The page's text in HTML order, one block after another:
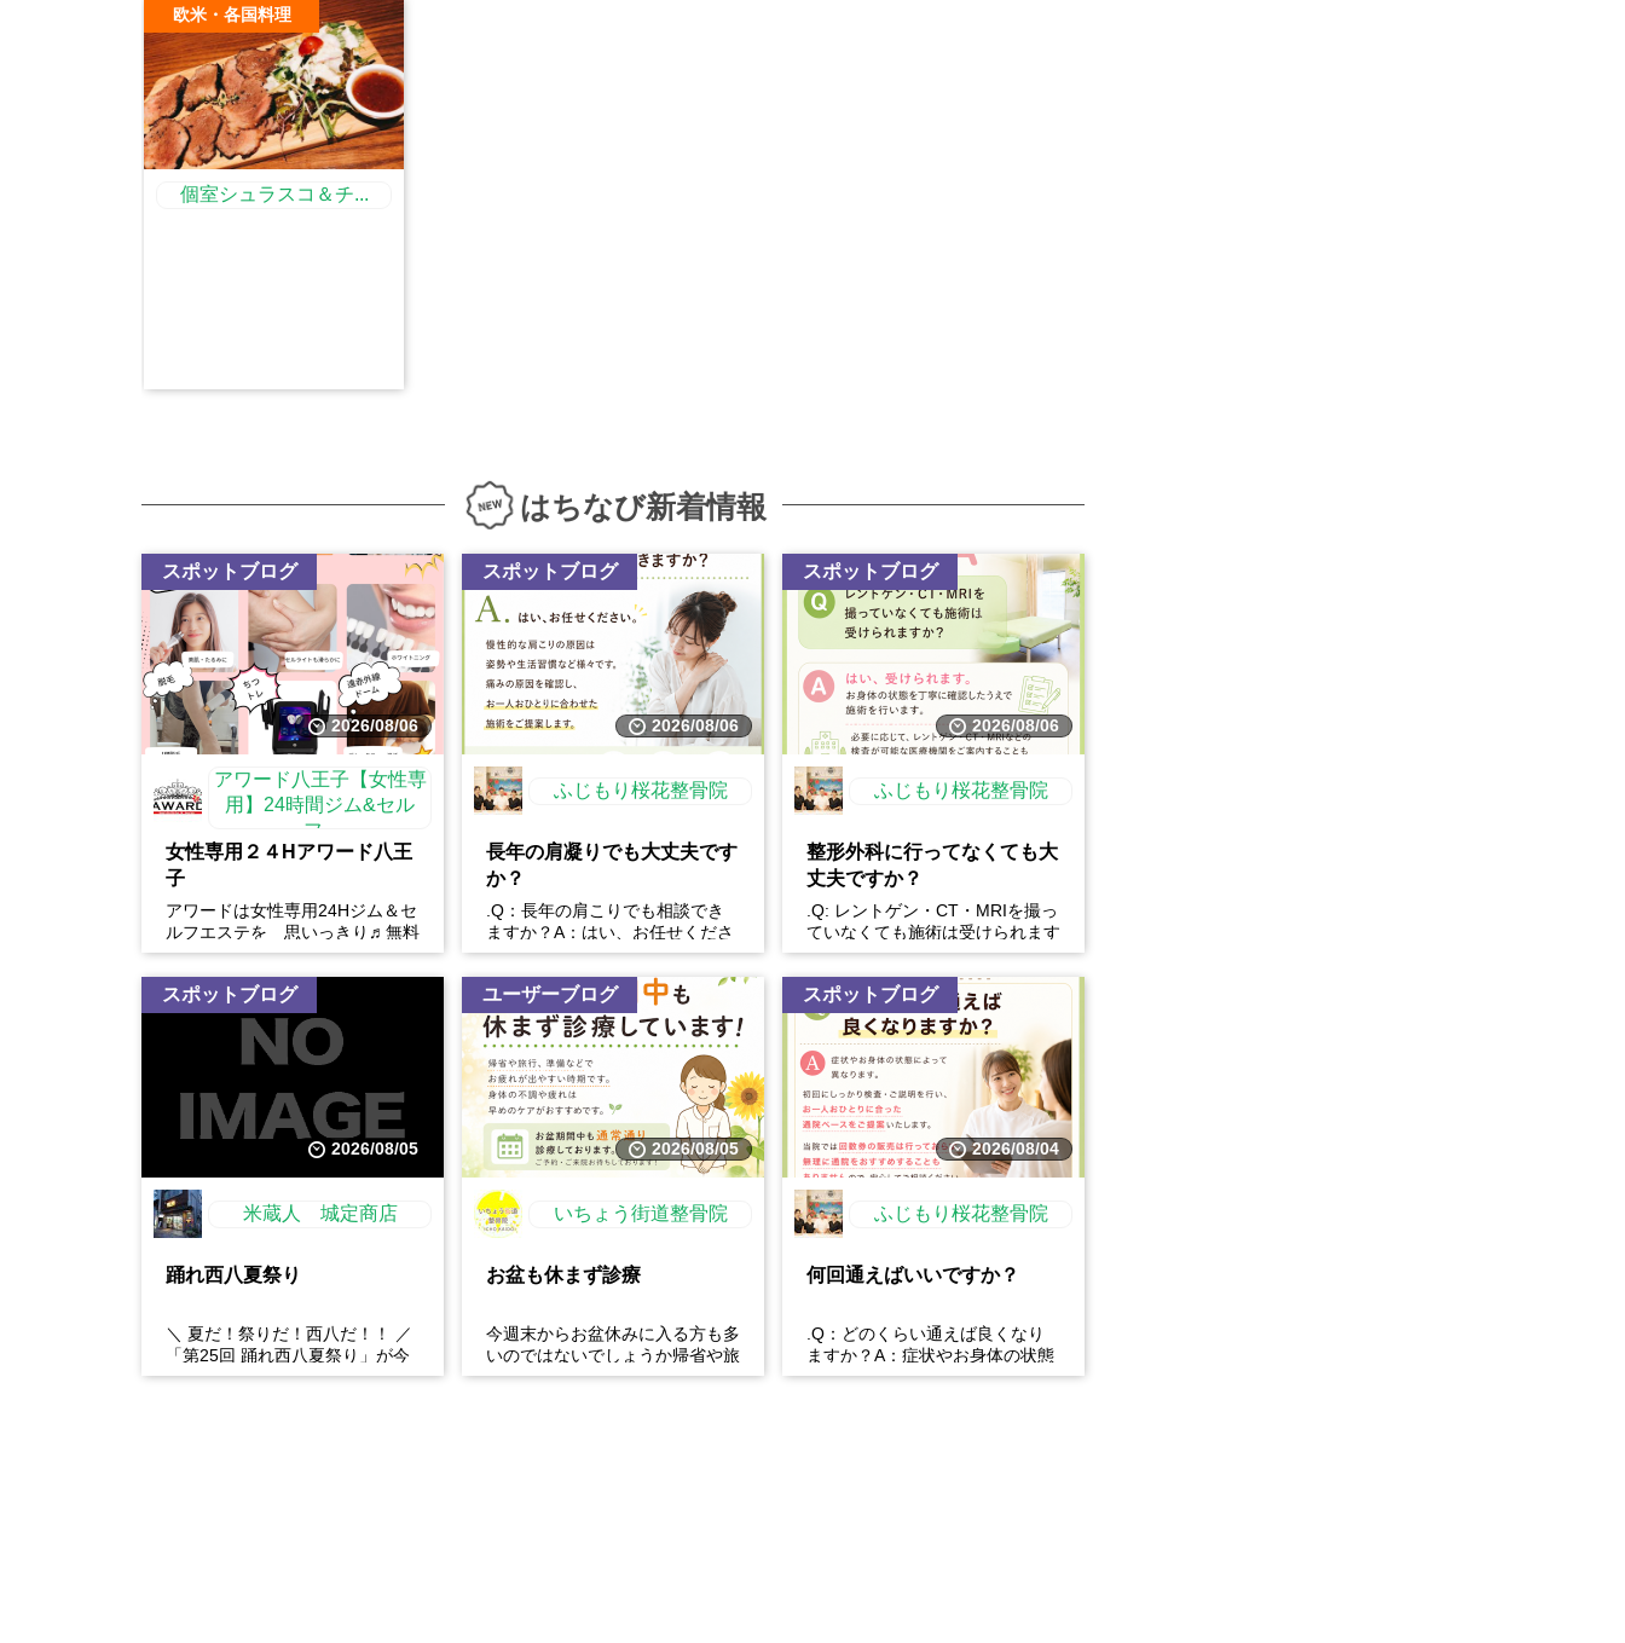
欧米・各国料理
個室シュラスコ＆チ...
はちなび新着情報
スポットブログ
2026/08/06
アワード八王子【女性専
用】24時間ジム&セル
フ...
女性専用２４Hアワード八王
子
アワードは女性専用24Hジム＆セ
ルフエステを 思いっきり♬無料
体験開催中
スポットブログ
2026/08/06
ふじもり桜花整骨院
長年の肩凝りでも大丈夫です
か？
.Q：長年の肩こりでも相談でき
ますか？A：はい、お任せくださ
い。慢性的な肩こりの原因は姿勢
や生活習慣など様々です。...
スポットブログ
2026/08/06
ふじもり桜花整骨院
整形外科に行ってなくても大
丈夫ですか？
.Q: レントゲン・CT・MRIを撮っ
ていなくても施術は受けられます
か？A: はい、受けられます。お
身体の状態を丁...
スポットブログ
2026/08/05
米蔵人 城定商店
踊れ西八夏祭り
＼ 夏だ！祭りだ！西八だ！！ ／
「第25回 踊れ西八夏祭り」が今
年もやってくる！ 伝統の【阿波
ユーザーブログ
2026/08/05
いちょう街道整骨院
お盆も休まず診療
今週末からお盆休みに入る方も多
いのではないでしょうか帰省や旅
行、長時間の運転などで、肩こ
スポットブログ
2026/08/04
ふじもり桜花整骨院
何回通えばいいですか？
.Q：どのくらい通えば良くなり
ますか？A：症状やお身体の状態
によって異なります。初回にしっ